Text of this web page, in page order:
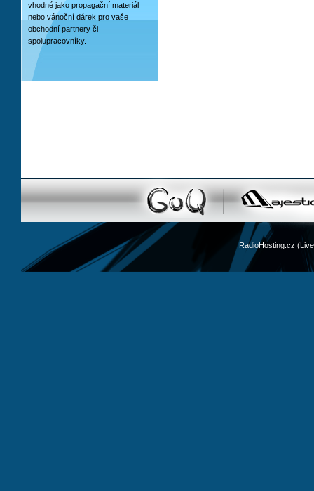
vhodné jako propagační materiál
nebo vánoční dárek pro vaše
obchodní partnery či
spolupracovníky.
RadioHosting.cz